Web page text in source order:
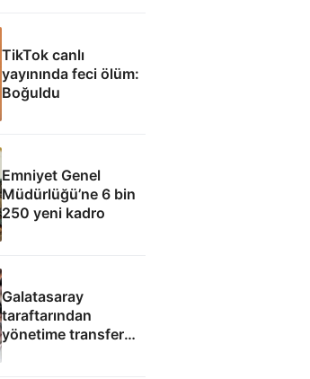
TikTok canlı
yayınında feci ölüm:
Boğuldu
Emniyet Genel
Müdürlüğü’ne 6 bin
250 yeni kadro
Galatasaray
taraftarından
yönetime transfer
protestosu